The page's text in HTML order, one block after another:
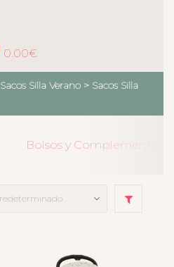
0.00€
Sacos Silla Verano > Sacos Silla
Bolsos y Complementos